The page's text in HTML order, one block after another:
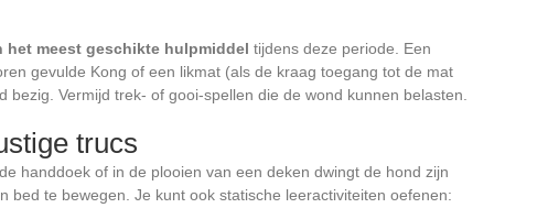
meest geschikte hulpmiddel tijdens deze periode. Een
gevulde Kong of een likmat (als de kraag toegang tot de mat
bezig. Vermijd trek- of gooi-spellen die de wond kunnen belasten.
trucs
handdoek of in de plooien van een deken dwingt de hond zijn
bed te bewegen. Je kunt ook statische leeractiviteiten oefenen: